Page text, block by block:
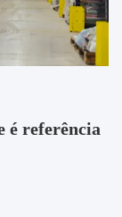
é referência